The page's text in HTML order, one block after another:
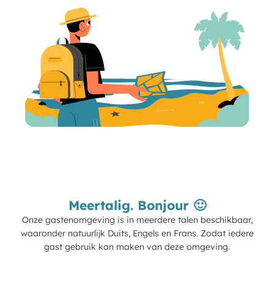
Meertalig. Bonjour 🙂
Onze gastenomgeving is in meerdere talen beschikbaar,
waaronder natuurlijk Duits, Engels en Frans. Zodat iedere
gast gebruik kan maken van deze omgeving.